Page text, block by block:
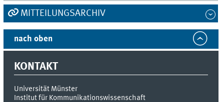
MITTEILUNGSARCHIV
nach oben
KONTAKT
Universität Münster
Institut für Kommunikationswissenschaft